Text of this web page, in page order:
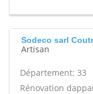
Sodeco sarl
Artisan
Département: 33
Rénovation